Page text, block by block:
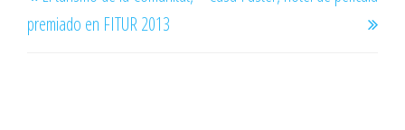
entradas
anterior
premiado en FITUR 2013